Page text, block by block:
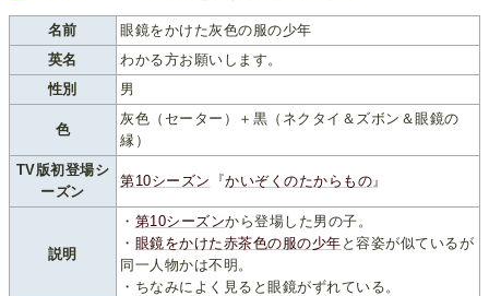
名前
眼鏡をかけた灰色の服の少年
英名
わかる方お願いします。
性別
男
色
灰色（セーター）＋黒（ネクタイ＆ズボン＆眼鏡の
縁）
TV版初登場シ
ーズン
第10シーズン 『かいぞくのたからもの 』
説明
・ 第10シーズンから登場した男の子。
・ 眼鏡をかけた赤茶色の服の少年 と容姿が似ているが
同一人物かは不明。
・ちなみによく見ると眼鏡がずれている。